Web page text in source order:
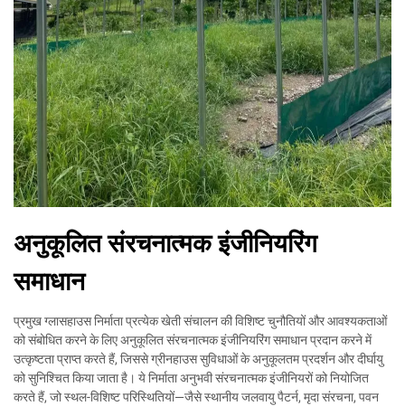
अनुकूलित संरचनात्मक इंजीनियरिंग
समाधान
प्रमुख ग्लासहाउस निर्माता प्रत्येक खेती संचालन की विशिष्ट चुनौतियों और आवश्यकताओं
को संबोधित करने के लिए अनुकूलित संरचनात्मक इंजीनियरिंग समाधान प्रदान करने में
उत्कृष्टता प्राप्त करते हैं, जिससे ग्रीनहाउस सुविधाओं के अनुकूलतम प्रदर्शन और दीर्घायु
को सुनिश्चित किया जाता है। ये निर्माता अनुभवी संरचनात्मक इंजीनियरों को नियोजित
करते हैं, जो स्थल-विशिष्ट परिस्थितियों—जैसे स्थानीय जलवायु पैटर्न, मृदा संरचना, पवन